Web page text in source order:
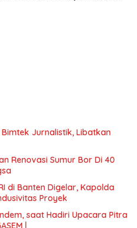
Jurnalistik, Libatkan
Renovasi Sumur Bor Di 40
di Banten Digelar, Kapolda
Proyek
saat Hadiri Upacara Pitra